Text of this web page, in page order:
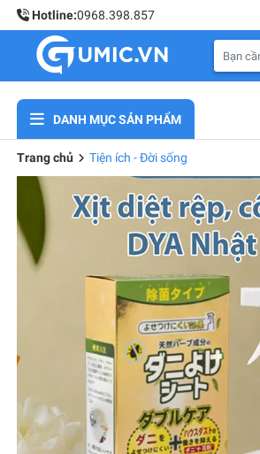
Hotline:0968.398.857
DANH MỤC SẢN PHẨM
Trang chủ Tiện ích - Đời sống